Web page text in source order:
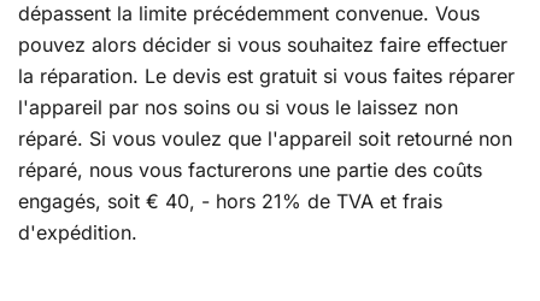
dépassent la limite précédemment convenue. Vous
pouvez alors décider si vous souhaitez faire effectuer
la réparation. Le devis est gratuit si vous faites réparer
l'appareil par nos soins ou si vous le laissez non
réparé. Si vous voulez que l'appareil soit retourné non
réparé, nous vous facturerons une partie des coûts
engagés, soit € 40, - hors 21% de TVA et frais
d'expédition.